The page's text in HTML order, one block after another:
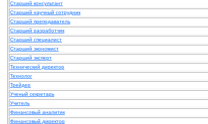
Старший консультант
Старший научный сотрудник
Старший преподаватель
Старший разработчик
Старший специалист
Старший экономист
Старший эксперт
Технический директор
Технолог
Трейдер
Ученый секретарь
Учитель
Финансовый аналитик
Финансовый директор